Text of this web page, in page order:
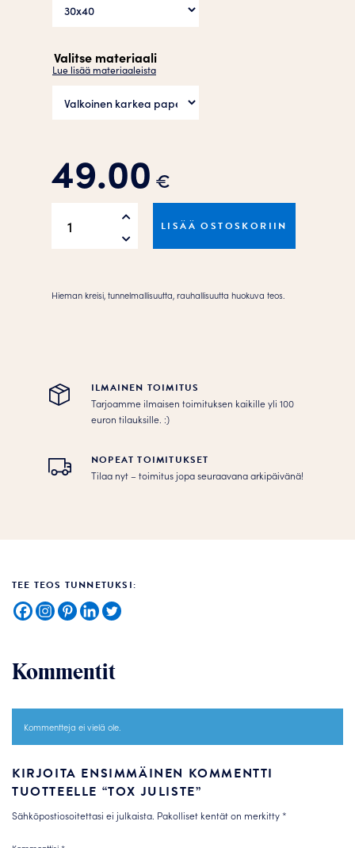
Valitse materiaali
Lue lisää materiaaleista
49.00 €
Juliste
LISÄÄ OSTOSKORIIN
Hieman kreisi, tunnelmallisuutta, rauhallisuutta huokuva teos.
ILMAINEN TOIMITUS
Tarjoamme ilmaisen toimituksen kaikille yli 100
euron tilauksille. :­­)
NOPEAT TOIMITUKSET
Tilaa nyt – toimitus jopa seuraavana arkipäivänä!
TEE TEOS TUNNETUKSI:
Kommentit
Kommentteja ei vielä ole.
KIRJOITA ENSIMMÄINEN KOMMENTTI
TUOTTEELLE “TOX JULISTE”
Sähköpostiosoitettasi ei julkaista. Pakolliset kentät on merkitty*